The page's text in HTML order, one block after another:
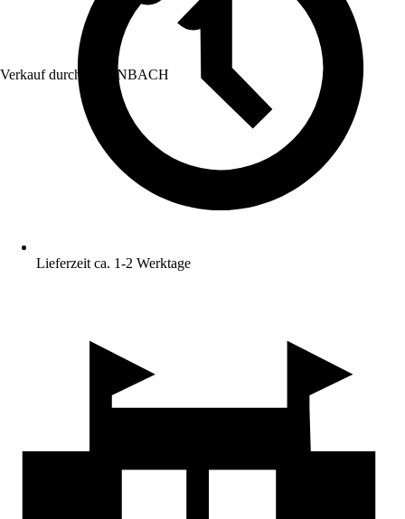
Verkauf durch: HORNBACH
Lieferzeit ca. 1-2 Werktage